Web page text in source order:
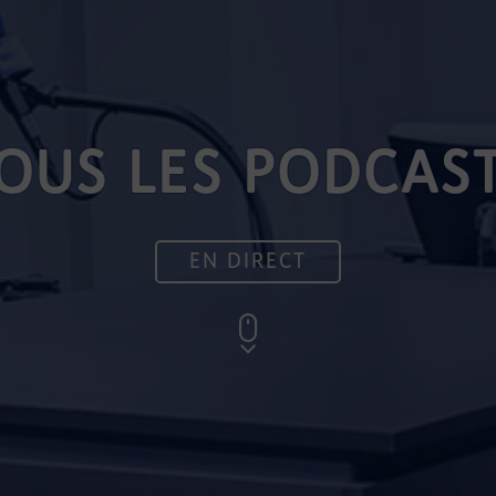
LES
EN DIRECT